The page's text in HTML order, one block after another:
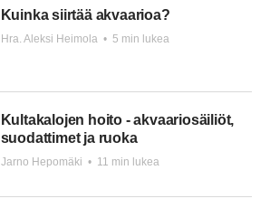
Kuinka siirtää akvaarioa?
Hra. Aleksi Heimola • 5 min lukea
Kultakalojen hoito - akvaariosäiliöt,
suodattimet ja ruoka
Jarno Hepomäki • 11 min lukea